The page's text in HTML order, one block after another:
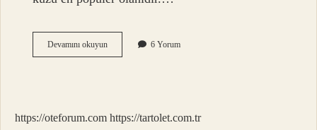
Devamını okuyunElma
Kebabı
6 Yorum
https://oteforum.com https://tartolet.com.tr